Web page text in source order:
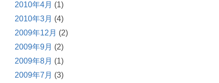
2010年4月 (1)
2010年3月 (4)
2009年12月 (2)
2009年9月 (2)
2009年8月 (1)
2009年7月 (3)